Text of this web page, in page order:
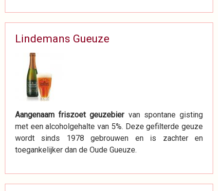
Lindemans Gueuze
Aangenaam friszoet geuzebiervan spontane gisting
met een alcoholgehalte van 5%. Deze gefilterde geuze
wordt sinds 1978 gebrouwen en is zachter en
toegankelijker dan de Oude Gueuze.